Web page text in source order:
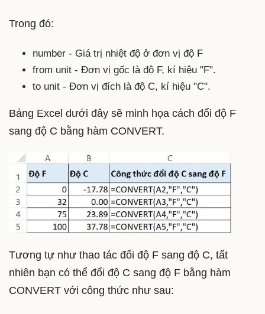
Trong đó:
number - Giá trị nhiệt độ ở đơn vị độ F
from unit - Đơn vị gốc là độ F, kí hiệu "F".
to unit - Đơn vị đích là độ C, kí hiệu "C".
Bảng Excel dưới đây sẽ minh họa cách đổi độ F
sang độ C bằng hàm CONVERT.
Tương tự như thao tác đổi độ F sang độ C, tất
nhiên bạn có thể đổi độ C sang độ F bằng hàm
CONVERT với công thức như sau: